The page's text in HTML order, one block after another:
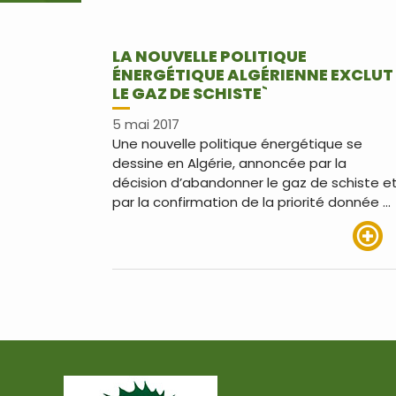
LA NOUVELLE POLITIQUE
ÉNERGÉTIQUE ALGÉRIENNE EXCLUT
LE GAZ DE SCHISTE`
5 mai 2017
Une nouvelle politique énergétique se
dessine en Algérie, annoncée par la
décision d’abandonner le gaz de schiste et
par la confirmation de la priorité donnée …